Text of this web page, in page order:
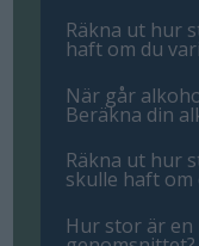
Räkna ut hur
haft om du
När går
Beräkna din
Räkna ut hur
skulle haft
Hur stor är